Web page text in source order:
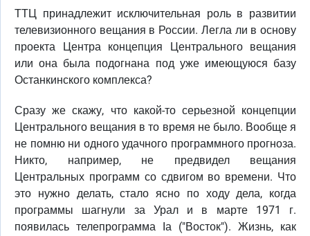
ТТЦ принадлежит исключительная роль в развитии
телевизионного вещания в России. Легла ли в основу
проекта Центра концепция Центрального вещания
или она была подогнана под уже имеющуюся базу
Останкинского комплекса?
Сразу же скажу, что какой-то серьезной концепции
Центрального вещания в то время не было. Вообще я
не помню ни одного удачного программного прогноза.
Никто, например, не предвидел вещания
Центральных программ со сдвигом во времени. Что
это нужно делать, стало ясно по ходу дела, когда
программы шагнули за Урал и в марте 1971 г.
появилась телепрограмма Iа ("Восток"). Жизнь, как